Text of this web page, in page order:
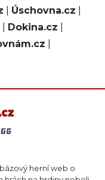
Úschovna.cz
Dokina.cz
herní web o